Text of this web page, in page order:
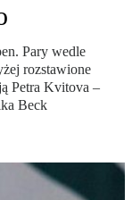
Pary wedle
rozstawione
Petra Kvitova –
Beck